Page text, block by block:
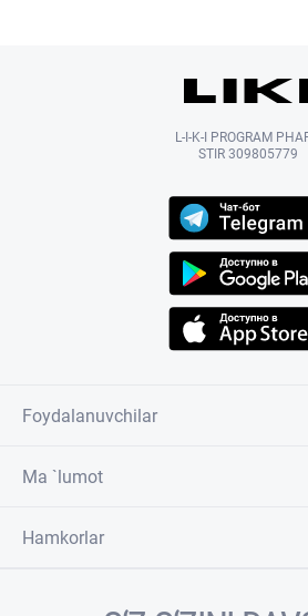
L-I-K-I PROGRAM
STIR 309805779
Foydalanuvchilar
Ma `lumot
Hamkorlar